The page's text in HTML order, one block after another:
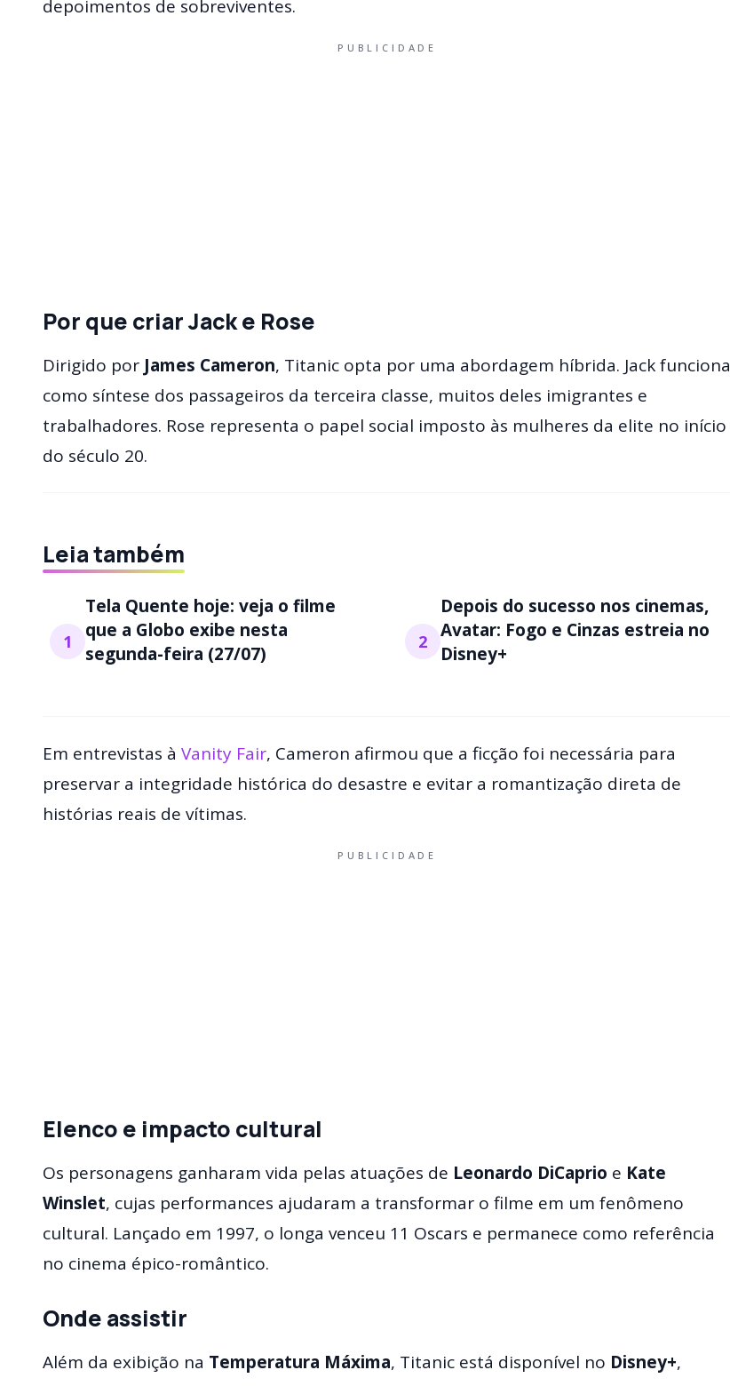
depoimentos de sobreviventes.
PUBLICIDADE
Por que criar Jack e Rose
Dirigido por James Cameron, Titanic opta por uma abordagem híbrida. Jack funciona
como síntese dos passageiros da terceira classe, muitos deles imigrantes e
trabalhadores. Rose representa o papel social imposto às mulheres da elite no início
do século 20.
Leia também
1
Tela Quente hoje: veja o filme
que a Globo exibe nesta
segunda-feira (27/07)
2
Depois do sucesso nos cinemas,
Avatar: Fogo e Cinzas estreia no
Disney+
Em entrevistas à Vanity Fair, Cameron afirmou que a ficção foi necessária para
preservar a integridade histórica do desastre e evitar a romantização direta de
histórias reais de vítimas.
PUBLICIDADE
Elenco e impacto cultural
Os personagens ganharam vida pelas atuações de Leonardo DiCaprio e Kate
Winslet, cujas performances ajudaram a transformar o filme em um fenômeno
cultural. Lançado em 1997, o longa venceu 11 Oscars e permanece como referência
no cinema épico-romântico.
Onde assistir
Além da exibição na Temperatura Máxima, Titanic está disponível no Disney+,